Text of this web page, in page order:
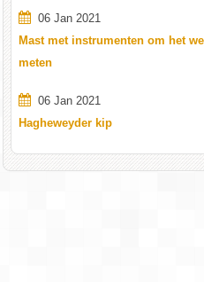
06 Jan 2021
Mast met instrumenten om het
meten
06 Jan 2021
Hagheweyder kip